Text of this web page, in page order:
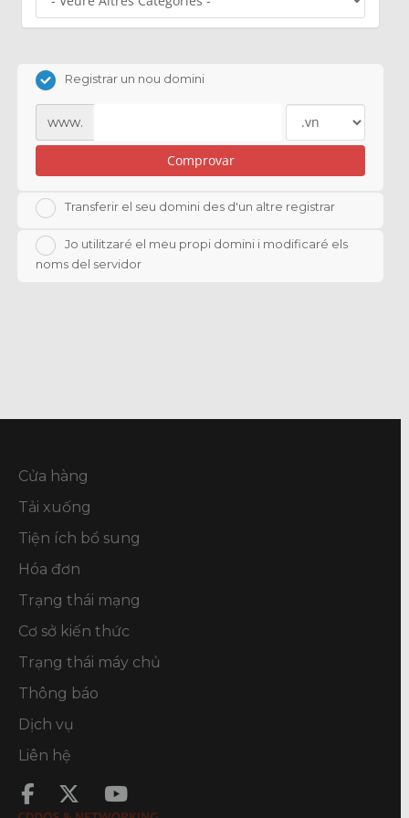
Registrar un nou domini
www.
Comprovar
Transferir el seu domini des d'un altre registrar
Jo utilitzaré el meu propi domini i modificaré els
noms del servidor
Cửa hàng
Tải xuống
Tiện ích bổ sung
Hóa đơn
Trạng thái mạng
Cơ sở kiến thức
Trạng thái máy chủ
Thông báo
Dịch vụ
Liên hệ